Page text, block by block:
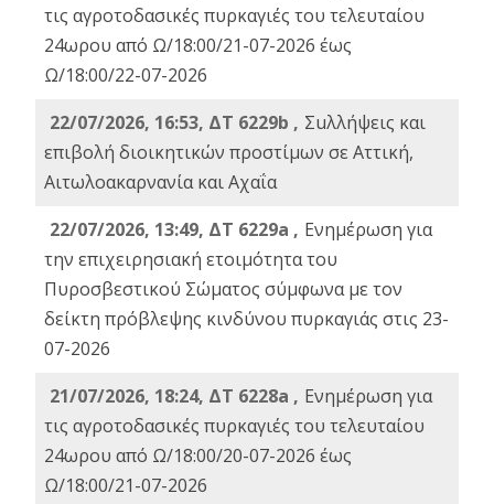
τις αγροτοδασικές πυρκαγιές του τελευταίου
24ωρου από Ω/18:00/21-07-2026 έως
Ω/18:00/22-07-2026
22/07/2026, 16:53, ΔΤ 6229b , Σuλλήψεις και
επιβολή διοικητικών προστίμων σε Αττική,
Αιτωλοακαρνανία και Αχαΐα
22/07/2026, 13:49, ΔΤ 6229a , Ενημέρωση για
την επιχειρησιακή ετοιμότητα του
Πυροσβεστικού Σώματος σύμφωνα με τον
δείκτη πρόβλεψης κινδύνου πυρκαγιάς στις 23-
07-2026
21/07/2026, 18:24, ΔΤ 6228a , Ενημέρωση για
τις αγροτοδασικές πυρκαγιές του τελευταίου
24ωρου από Ω/18:00/20-07-2026 έως
Ω/18:00/21-07-2026